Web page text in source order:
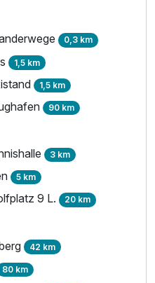
0,3 km
1,5 km
1,5 km
90 km
3 km
5 km
9 L. 20 km
42 km
80 km